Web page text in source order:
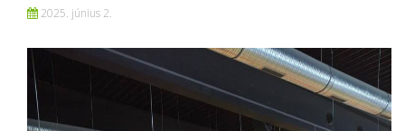
2025. június 2.